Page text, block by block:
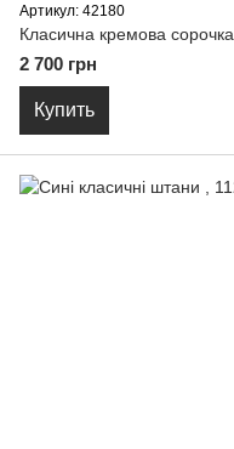
Артикул: 42180
Класична кремова сорочка
2 700 грн
Купить